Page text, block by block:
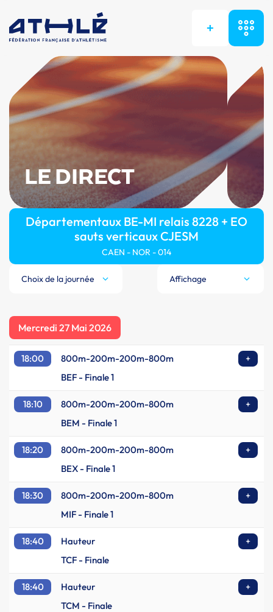
+
LE DIRECT
Départementaux BE-MI relais 8228 + EO
sauts verticaux CJESM
CAEN - NOR - 014
Choix de la journée Affichage
Mercredi 27 Mai 2026
18:00 800m-200m-200m-800m
+
BEF - Finale 1
18:10 800m-200m-200m-800m
+
BEM - Finale 1
18:20 800m-200m-200m-800m
+
BEX - Finale 1
18:30 800m-200m-200m-800m
+
MIF - Finale 1
18:40 Hauteur
+
TCF - Finale
18:40 Hauteur
+
TCM - Finale